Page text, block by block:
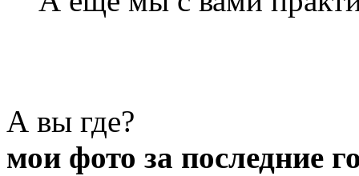
А вы где?
мои фото за последние